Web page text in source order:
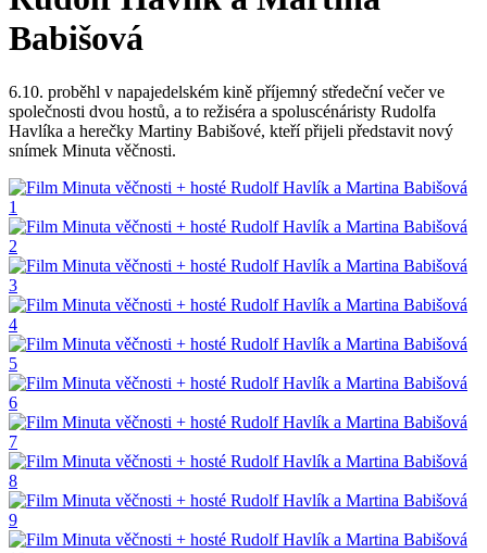
Babišová
6.10. proběhl v napajedelském kině příjemný středeční večer ve
společnosti dvou hostů, a to režiséra a spoluscénáristy Rudolfa
Havlíka a herečky Martiny Babišové, kteří přijeli představit nový
snímek Minuta věčnosti.